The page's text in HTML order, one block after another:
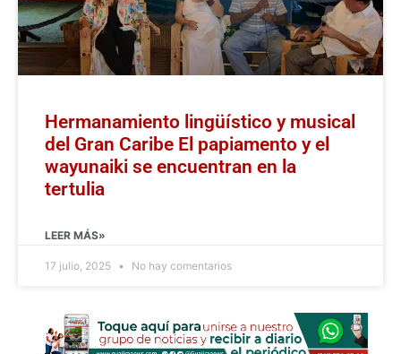
Hermanamiento lingüístico y musical
del Gran Caribe El papiamento y el
wayunaiki se encuentran en la
tertulia
LEER MÁS»
17 julio, 2025 No hay comentarios